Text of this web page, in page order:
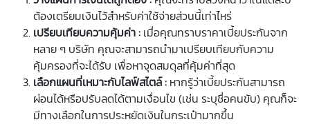
ต้องเตรียมเงินไว้สำหรับค่าใช้จ่ายส่วนนี้เท่าไหร่
เปรียบเทียบความคุ้มค่า : เมื่อคุณทราบราคาเบี้ยประกันจาก
หลาย ๆ บริษัท คุณจะสามารถนำมาเปรียบเทียบกับความ
คุ้มครองที่จะได้รับ เพื่อหาจุดสมดุลที่คุ้มค่าที่สุด
เลือกแผนที่เหมาะกับไลฟ์สไตล์ : หากรู้ว่าเบี้ยประกันสามารถ
ผ่อนได้หรือปรับลดได้ตามเงื่อนไข (เช่น ระบุชื่อคนขับ) คุณก็จะ
มีทางเลือกในการประหยัดเงินในกระเป๋ามากขึ้น